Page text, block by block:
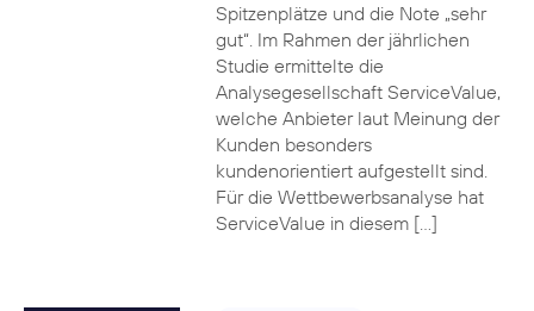
Spitzenplätze und die Note „sehr
gut“. Im Rahmen der jährlichen
Studie ermittelte die
Analysegesellschaft ServiceValue,
welche Anbieter laut Meinung der
Kunden besonders
kundenorientiert aufgestellt sind.
Für die Wettbewerbsanalyse hat
ServiceValue in diesem […]